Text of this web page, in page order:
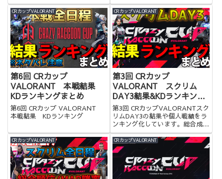
CRカップVALORANT
第6回 CRカップ
VALORANT 本戦結果
KDランキングまとめ
第6回 CRカップ VALORANT
本戦結果 KDランキング
CRカップVALORANT
第3回 CRカップ
VALORANT スクリム
DAY3結果&KDランキング
まとめ
第3回 CRカップVALORANTスク
リムDAY3の結果や個人戦績をラ
ンキング化しています。総合成績
もわかるので是非ご覧ください。
CRカップVALORANT CRカップVALORANT